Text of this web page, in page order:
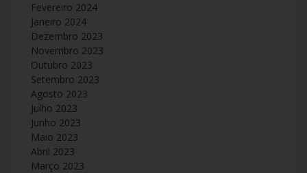
Fevereiro 2024
Janeiro 2024
Dezembro 2023
Novembro 2023
Outubro 2023
Setembro 2023
Agosto 2023
Julho 2023
Junho 2023
Maio 2023
Abril 2023
Março 2023